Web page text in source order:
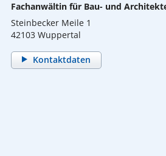
Fachanwältin für Bau- und
Steinbecker Meile 1
42103 Wuppertal
Kontaktdaten